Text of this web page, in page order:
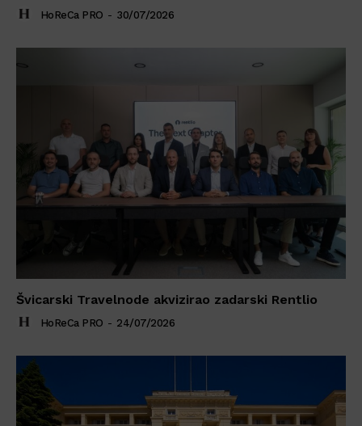
HoReCa PRO - 30/07/2026
Švicarski Travelnode akvizirao zadarski Rentlio
HoReCa PRO - 24/07/2026